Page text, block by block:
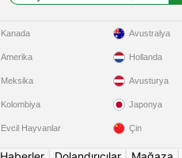
Kanada
Amerika
Meksika
Kolombiya
Evcil Hayvanlar
Avustralya
Hollanda
Avusturya
Japonya
Çin